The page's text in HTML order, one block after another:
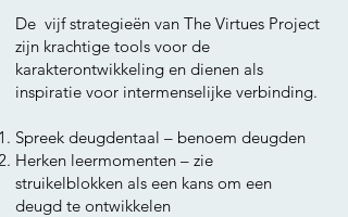
De vijf strategieën van The Virtues Project
zijn krachtige tools voor de
karakterontwikkeling en dienen als
inspiratie voor intermenselijke verbinding.
Spreek deugdentaal – benoem deugden
Herken leermomenten – zie
struikelblokken als een kans om een
deugd te ontwikkelen